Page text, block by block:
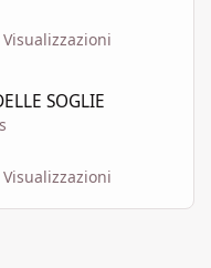
Visualizzazioni
SOGLIE
Visualizzazioni